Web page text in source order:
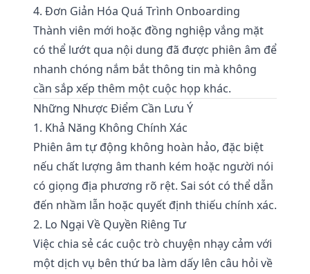
4. Đơn Giản Hóa Quá Trình Onboarding
Thành viên mới hoặc đồng nghiệp vắng mặt
có thể lướt qua nội dung đã được phiên âm để
nhanh chóng nắm bắt thông tin mà không
cần sắp xếp thêm một cuộc họp khác.
Những Nhược Điểm Cần Lưu Ý
1. Khả Năng Không Chính Xác
Phiên âm tự động không hoàn hảo, đặc biệt
nếu chất lượng âm thanh kém hoặc người nói
có giọng địa phương rõ rệt. Sai sót có thể dẫn
đến nhầm lẫn hoặc quyết định thiếu chính xác.
2. Lo Ngại Về Quyền Riêng Tư
Việc chia sẻ các cuộc trò chuyện nhạy cảm với
một dịch vụ bên thứ ba làm dấy lên câu hỏi về